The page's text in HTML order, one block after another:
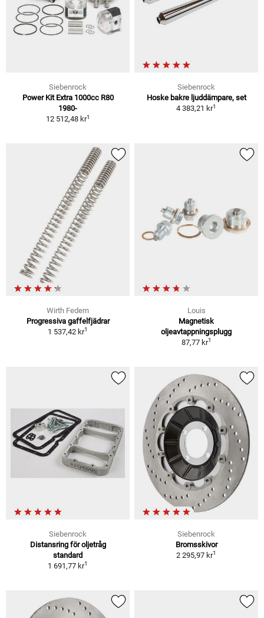
Siebenrock
Power Kit Extra 1000cc R80
1980-
12 512,48 kr1
Siebenrock
Hoske bakre ljuddämpare, set
4 383,21 kr1
Wirth Federn
Progressiva gaffelfjädrar
1 537,42 kr1
Louis
Magnetisk
oljeavtappningsplugg
87,77 kr1
Siebenrock
Distansring för oljetråg
standard
1 691,77 kr1
Siebenrock
Bromsskivor
2 295,97 kr1